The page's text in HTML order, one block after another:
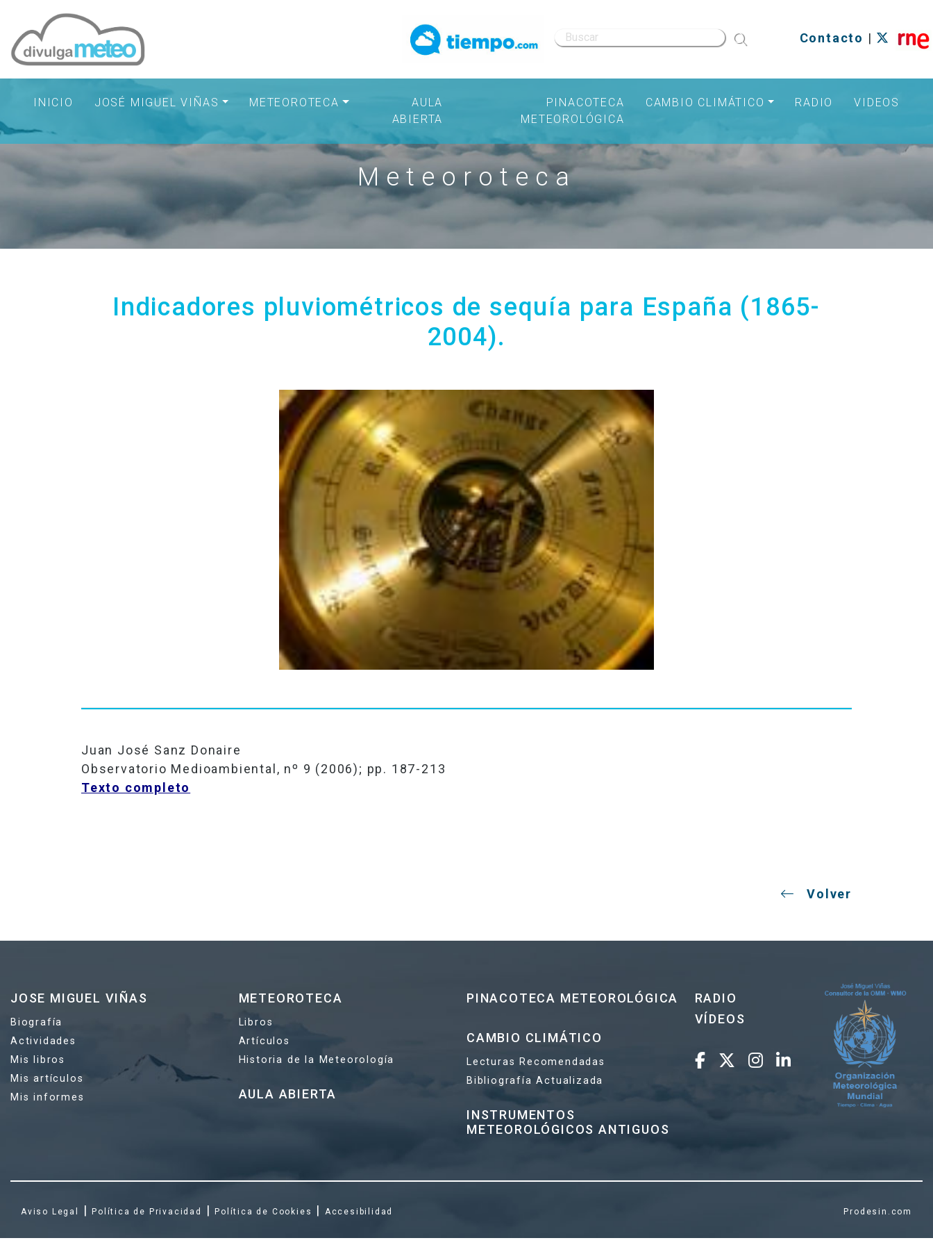
Contacto |
INICIO JOSÉ MIGUEL VIÑAS METEOROTECA
AULA
ABIERTA
PINACOTECA
METEOROLÓGICA
CAMBIO CLIMÁTICO RADIO VIDEOS
Meteoroteca
Indicadores pluviométricos de sequía para España (1865-
2004).
Juan José Sanz Donaire
Observatorio Medioambiental, nº 9 (2006); pp. 187-213
Texto completo
Volver
JOSE MIGUEL VIÑAS
Biografía
Actividades
Mis libros
Mis artículos
Mis informes
METEOROTECA
Libros
Artículos
Historia de la Meteorología
AULA ABIERTA
PINACOTECA METEOROLÓGICA
CAMBIO CLIMÁTICO
Lecturas Recomendadas
Bibliografía Actualizada
INSTRUMENTOS
METEOROLÓGICOS ANTIGUOS
RADIO
VÍDEOS
Aviso Legal | Política de Privacidad |Política de Cookies | Accesibilidad Prodesin.com